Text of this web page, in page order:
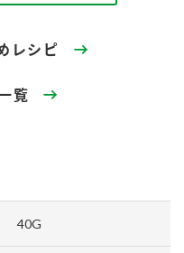
ーカイブ）
レシピ
覧
40G